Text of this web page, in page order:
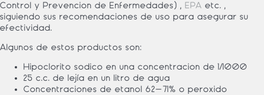
Control y Prevención de Enfermedades) , EPA etc. ,
siguiendo sus recomendaciones de uso para asegurar su
efectividad.
Algunos de estos productos son:
Hipoclorito sódico en una concentración de 1/1000
25 c.c. de lejía en un litro de agua
Concentraciones de etanol 62-71% o peróxido